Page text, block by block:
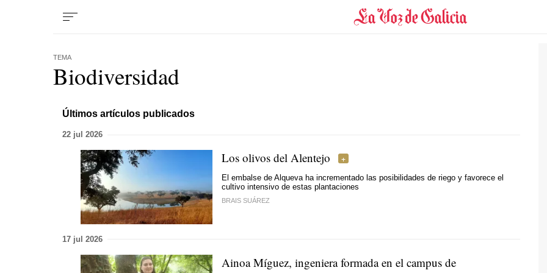
TEMA
Biodiversidad
Últimos artículos publicados
22 jul 2026
Los olivos del Alentejo
El embalse de Alqueva ha incrementado las posibilidades de riego y favorece el
cultivo intensivo de estas plantaciones
BRAIS SUÁREZ
17 jul 2026
Ainoa Míguez, ingeniera formada en el campus de